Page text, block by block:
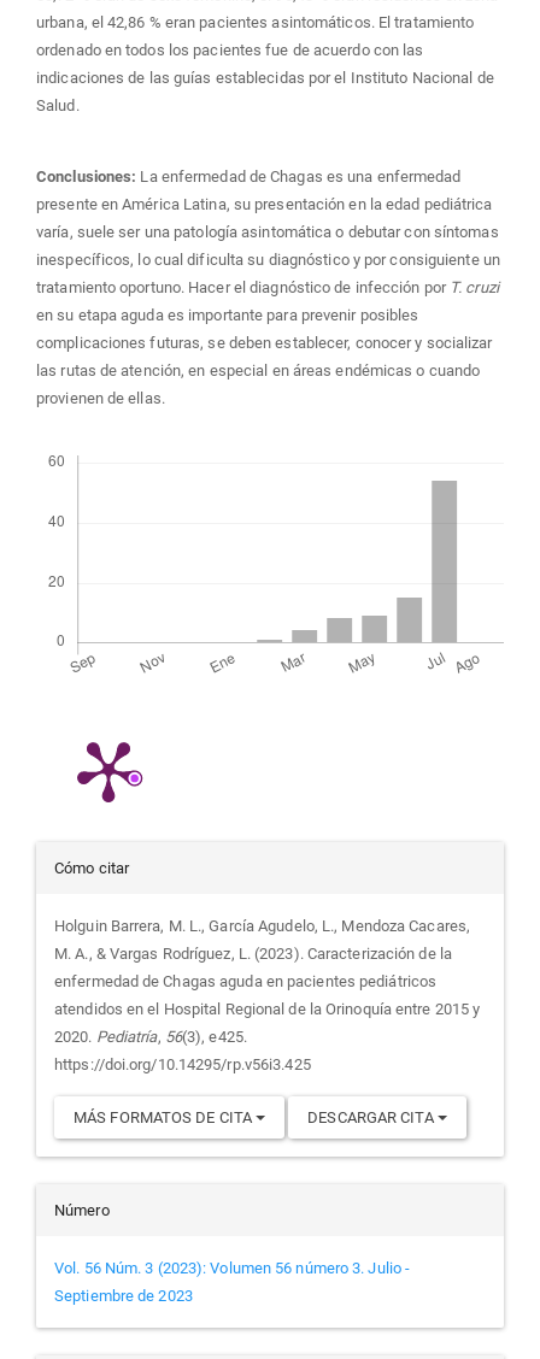
urbana, el 42,86 % eran pacientes asintomáticos. El tratamiento
ordenado en todos los pacientes fue de acuerdo con las
indicaciones de las guías establecidas por el Instituto Nacional de
Salud.
Conclusiones: La enfermedad de Chagas es una enfermedad
presente en América Latina, su presentación en la edad pediátrica
varía, suele ser una patología asintomática o debutar con síntomas
inespecíficos, lo cual dificulta su diagnóstico y por consiguiente un
tratamiento oportuno. Hacer el diagnóstico de infección por T. cruzi
en su etapa aguda es importante para prevenir posibles
complicaciones futuras, se deben establecer, conocer y socializar
las rutas de atención, en especial en áreas endémicas o cuando
provienen de ellas.
Detalles
del
artículo
Cómo citar
Holguin Barrera, M. L., García Agudelo, L., Mendoza Cacares,
M. A., & Vargas Rodríguez, L. (2023). Caracterización de la
enfermedad de Chagas aguda en pacientes pediátricos
atendidos en el Hospital Regional de la Orinoquía entre 2015 y
2020. Pediatría, 56(3), e425.
https://doi.org/10.14295/rp.v56i3.425
MÁS FORMATOS DE CITA DESCARGAR CITA
Número
Vol. 56 Núm. 3 (2023): Volumen 56 número 3. Julio -
Septiembre de 2023